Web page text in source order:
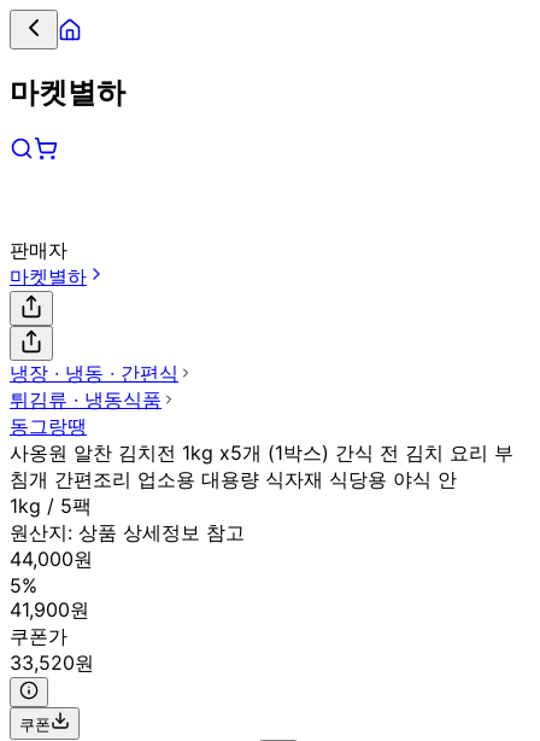
마켓별하
판매자
마켓별하
냉장 ∙ 냉동 ∙ 간편식
튀김류 ∙ 냉동식품
동그랑땡
사옹원 알찬 김치전 1kg x5개 (1박스) 간식 전 김치 요리 부
침개 간편조리 업소용 대용량 식자재 식당용 야식 안
1kg / 5팩
원산지: 상품 상세정보 참고
44,000원
5%
41,900원
쿠폰가
33,520원
쿠폰